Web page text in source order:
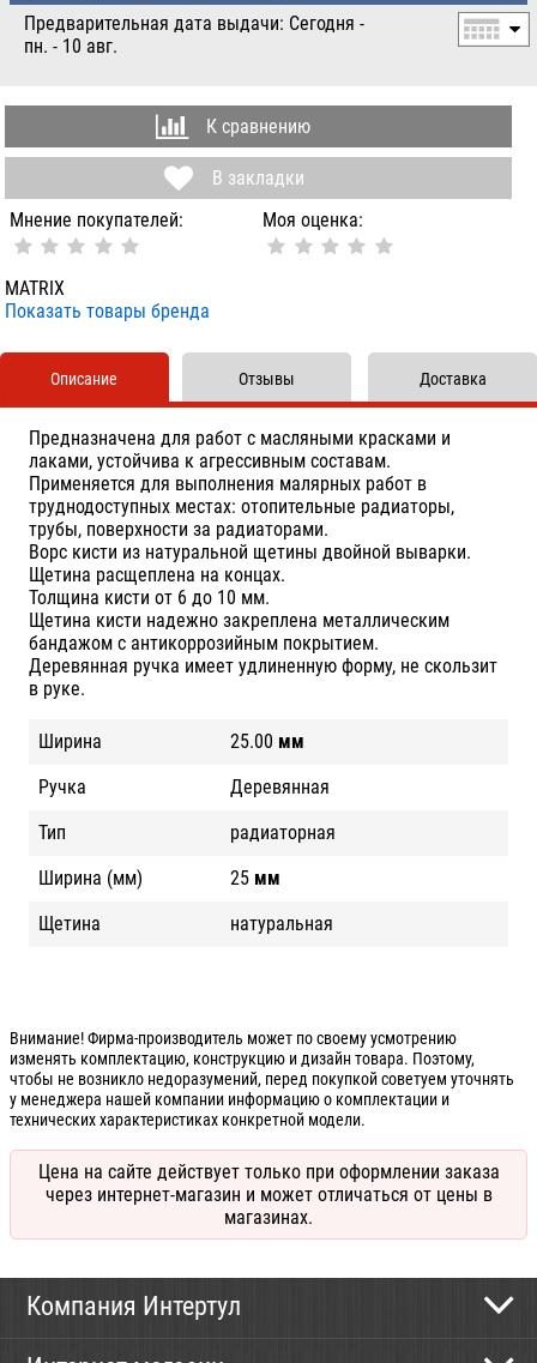
Предварительная дата выдачи: Сегодня -
пн. - 10 авг.
К сравнению
В закладки
Мнение покупателей:
Моя оценка:
MATRIX
Показать товары бренда
Описание
Предназначена для работ с масляными красками и
лаками, устойчива к агрессивным составам.
Применяется для выполнения малярных работ в
труднодоступных местах: отопительные радиаторы,
трубы, поверхности за радиаторами.
Ворс кисти из натуральной щетины двойной выварки.
Щетина расщеплена на концах.
Толщина кисти от 6 до 10 мм.
Щетина кисти надежно закреплена металлическим
бандажом с антикоррозийным покрытием.
Деревянная ручка имеет удлиненную форму, не скользит
в руке.
Ширина 25.00 мм
Ручка
Деревянная
Тип
радиаторная
Ширина (мм)
25 мм
Щетина
натуральная
Отзывы Доставка
Внимание! Фирма-производитель может по своему усмотрению
изменять комплектацию, конструкцию и дизайн товара. Поэтому,
чтобы не возникло недоразумений, перед покупкой советуем уточнять
у менеджера нашей компании информацию о комплектации и
технических характеристиках конкретной модели.
Цена на сайте действует только при оформлении заказа
через интернет-магазин и может отличаться от цены в
магазинах.
Компания Интертул